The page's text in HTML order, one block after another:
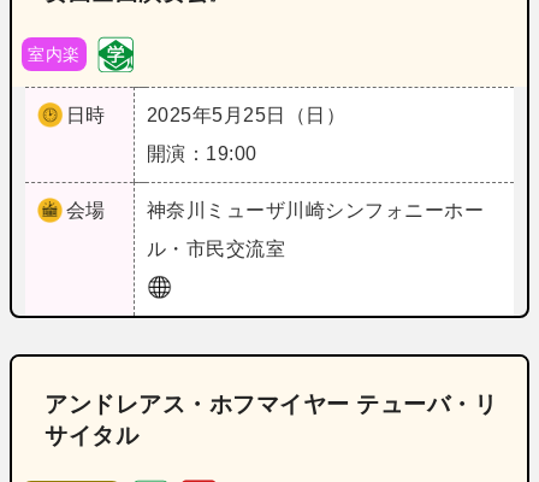
室内楽
日時
2025年5月25日（日）
開演：19:00
会場 神奈川
ミューザ川崎シンフォニーホー
ル・市民交流室
アンドレアス・ホフマイヤー テューバ・リ
サイタル